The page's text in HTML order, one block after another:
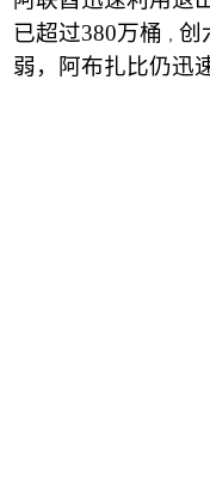
已超过380万桶 ， 创
弱，阿布扎比仍迅